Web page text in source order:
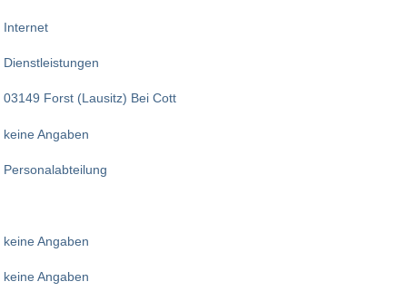
Internet
Dienstleistungen
03149 Forst (Lausitz) Bei Cott
keine Angaben
Personalabteilung
keine Angaben
keine Angaben